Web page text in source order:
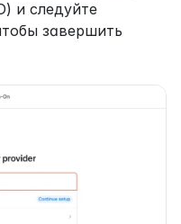
и следуйте
завершить